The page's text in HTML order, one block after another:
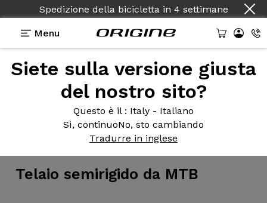
Spedizione della bicicletta in 4 settimane
Menu
Siete sulla versione giusta
del nostro sito?
Questo è il : Italy - Italiano
Sì, continuoNo, sto cambiando
Tradurre in inglese
MTB>Corsa campestre
Telaio semirigido da MTB